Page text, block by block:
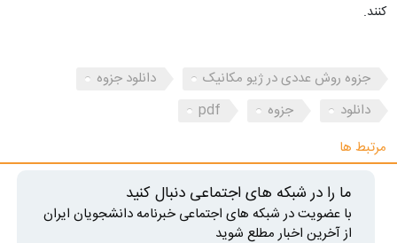
کنند.
جزوه روش عددی در ژیو مکانیک
دانلود جزوه
دانلود
جزوه
pdf
مرتبط ها
ما را در شبکه های اجتماعی دنبال کنید
با عضویت در شبکه های اجتماعی خبرنامه دانشجویان ایران
از آخرین اخبار مطلع شوید